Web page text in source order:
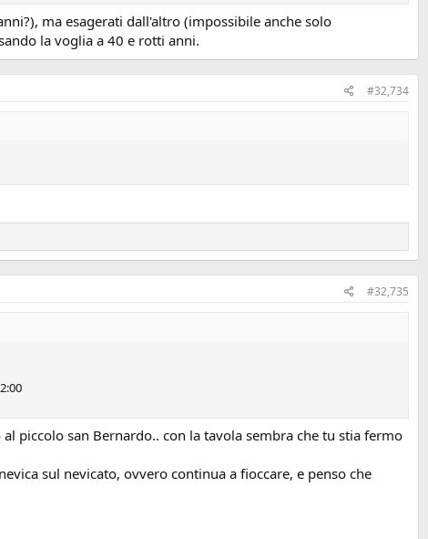
ma esagerati dall'altro (impossibile anche solo
la voglia a 40 e rotti anni.
#32,734
#32,735
piccolo san Bernardo.. con la tavola sembra che tu stia fermo
sul nevicato, ovvero continua a fioccare, e penso che